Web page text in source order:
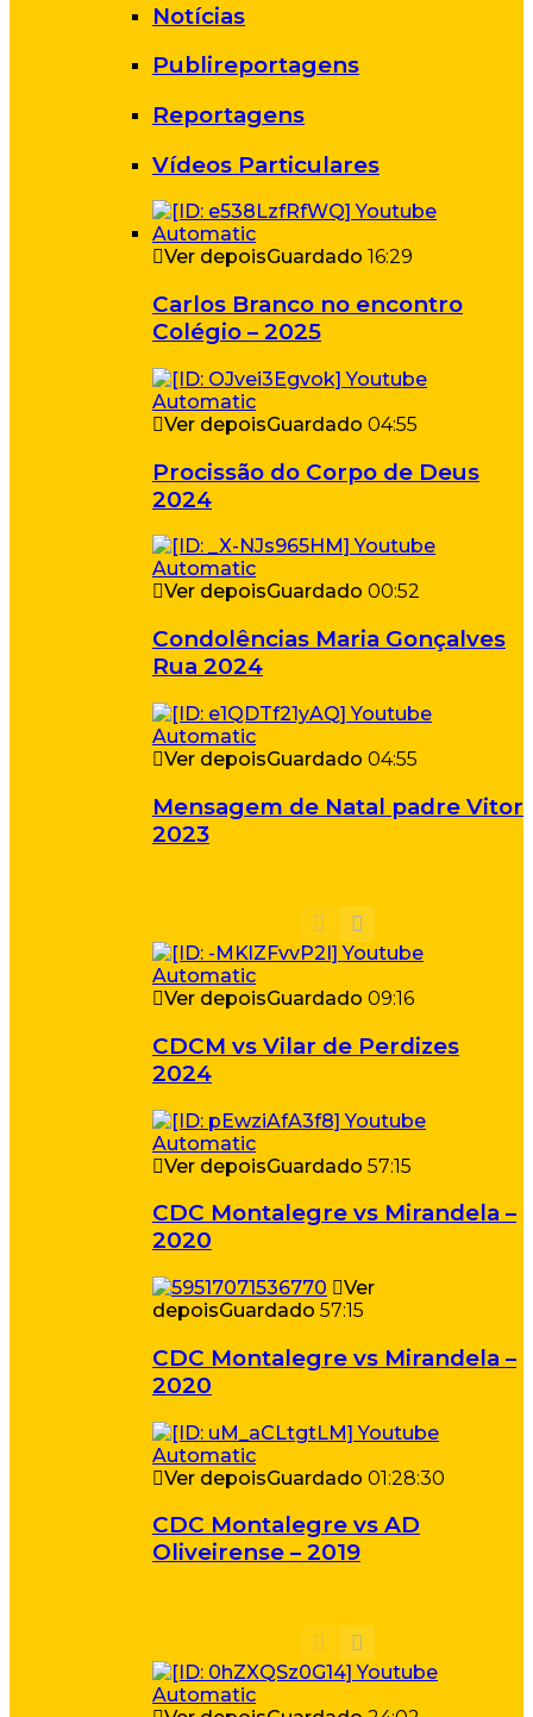
Notícias
Publireportagens
Reportagens
Vídeos Particulares
Ver depoisGuardado 16:29
Carlos Branco no encontro
Colégio – 2025
Ver depoisGuardado 04:55
Procissão do Corpo de Deus
2024
Ver depoisGuardado 00:52
Condolências Maria Gonçalves
Rua 2024
Ver depoisGuardado 04:55
Mensagem de Natal padre Vitor
2023
Ver depoisGuardado 09:16
CDCM vs Vilar de Perdizes
2024
Ver depoisGuardado 57:15
CDC Montalegre vs Mirandela –
2020
Ver
depoisGuardado 57:15
CDC Montalegre vs Mirandela –
2020
Ver depoisGuardado 01:28:30
CDC Montalegre vs AD
Oliveirense – 2019